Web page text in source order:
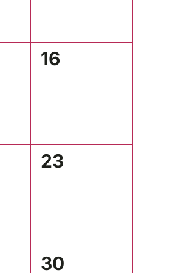
0
16
0
23
0
30